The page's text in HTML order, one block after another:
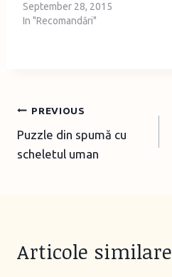
September 28, 2015
In "Recomandări"
Post
navigation
PREVIOUS
Puzzle din spumă cu
scheletul uman
Articole similare